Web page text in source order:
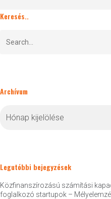
Keresés..
Archívum
Legutóbbi bejegyzések
Közfinanszírozású számítási
foglalkozó startupok –